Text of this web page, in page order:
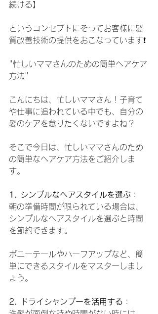
続ける】
というコンセプトにそってお客様に髪
質改善技術の提供をおこなっています❗️
"忙しいママさんのための簡単ヘアケア
方法"
こんにちは、忙しいママさん！子育て
や仕事に追われている中でも、自分の
髪のケアを怠りたくないですよね？
そこで今日は、忙しいママさんのため
の簡単なヘアケア方法をご紹介しま
す。
1. シンプルなヘアスタイルを選ぶ ：
朝の準備時間が限られている場合は、
シンプルなヘアスタイルを選ぶと時間
を節約できます。
ポニーテールやハーフアップなど、簡
単にできるスタイルをマスターしまし
ょう。
2. ドライシャンプーを活用する ：